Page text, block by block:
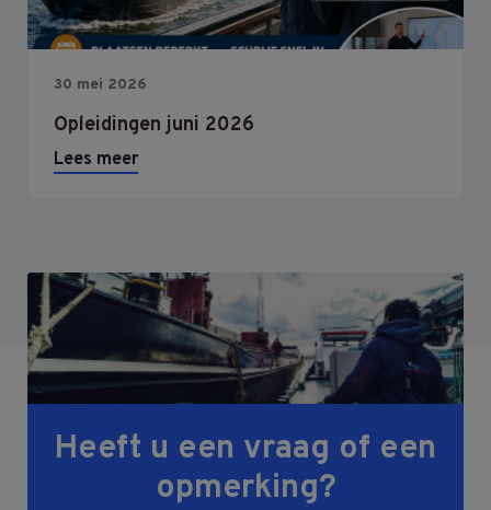
30 mei 2026
Opleidingen juni 2026
Lees meer
Heeft u een vraag of een
opmerking?